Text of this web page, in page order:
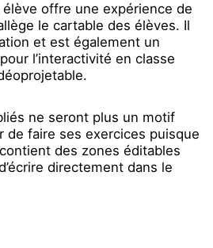
offre une expérience de
le cartable des élèves. Il
et est également un
l’interactivité en classe
ne seront plus un motif
de faire ses exercices puisque
des zones éditables
directement dans le